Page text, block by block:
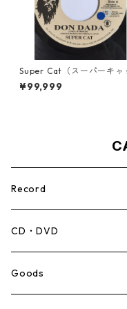
Super Cat（スーパーキャ
ト） - Don Dada【7inch】
¥99,999
Record
Mento,Calypso,Ballad
Ska
CD・DVD
Goods